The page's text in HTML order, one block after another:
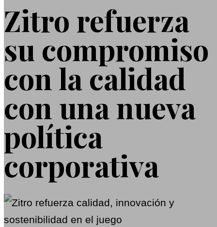
Zitro refuerza
su compromiso
con la calidad
con una nueva
política
corporativa